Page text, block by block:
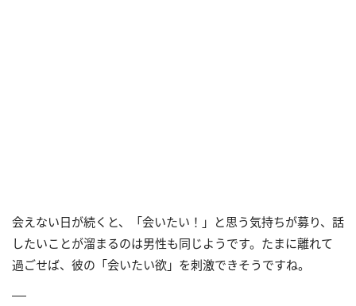
会えない日が続くと、「会いたい！」と思う気持ちが募り、話
したいことが溜まるのは男性も同じようです。たまに離れて
過ごせば、彼の「会いたい欲」を刺激できそうですね。